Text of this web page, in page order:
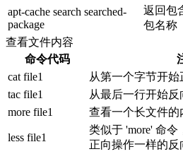
apt-cache search searched-
package
返回包
包名称
查看文件内容
命令代码
cat file1
从第一个字节开
tac file1
从最后一行开始
more file1
查看一个长文件的
less file1
类似于 'more' 命
正向操作一样的反